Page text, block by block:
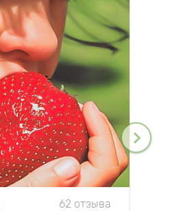
62 отзыва